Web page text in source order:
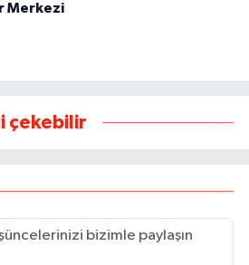
Merkezi
çekebilir